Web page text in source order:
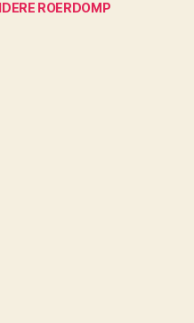
ROERDOMP